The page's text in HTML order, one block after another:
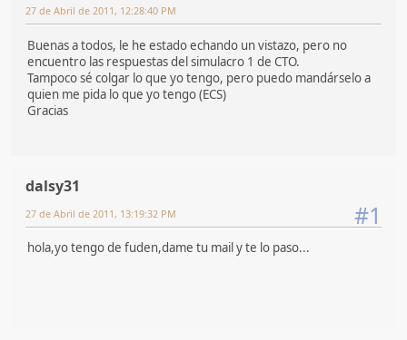
27 de Abril de 2011, 12:28:40 PM
Buenas a todos, le he estado echando un vistazo, pero no
encuentro las respuestas del simulacro 1 de CTO.
Tampoco sé colgar lo que yo tengo, pero puedo mandárselo a
quien me pida lo que yo tengo (ECS)
Gracias
dalsy31
#1
27 de Abril de 2011, 13:19:32 PM
hola,yo tengo de fuden,dame tu mail y te lo paso...